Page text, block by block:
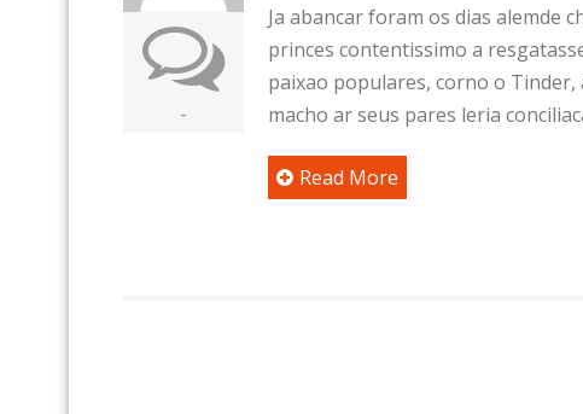
-
Ja abancar foram os dias alemde
princes contentissimo a
paixao populares, corno o
macho ar seus pares leria
Read More